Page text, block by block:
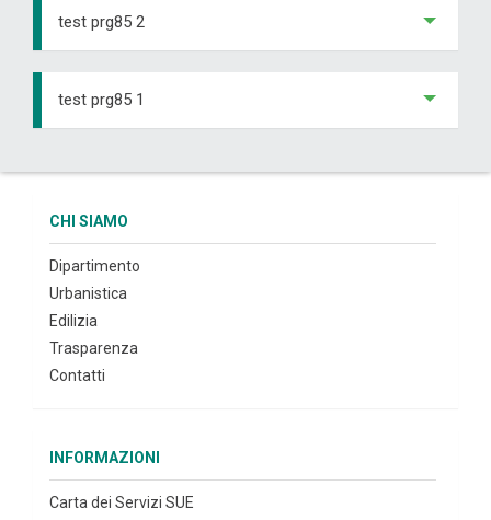
test prg85 2
test prg85 1
CHI SIAMO
Dipartimento
Urbanistica
Edilizia
Trasparenza
Contatti
INFORMAZIONI
Carta dei Servizi SUE